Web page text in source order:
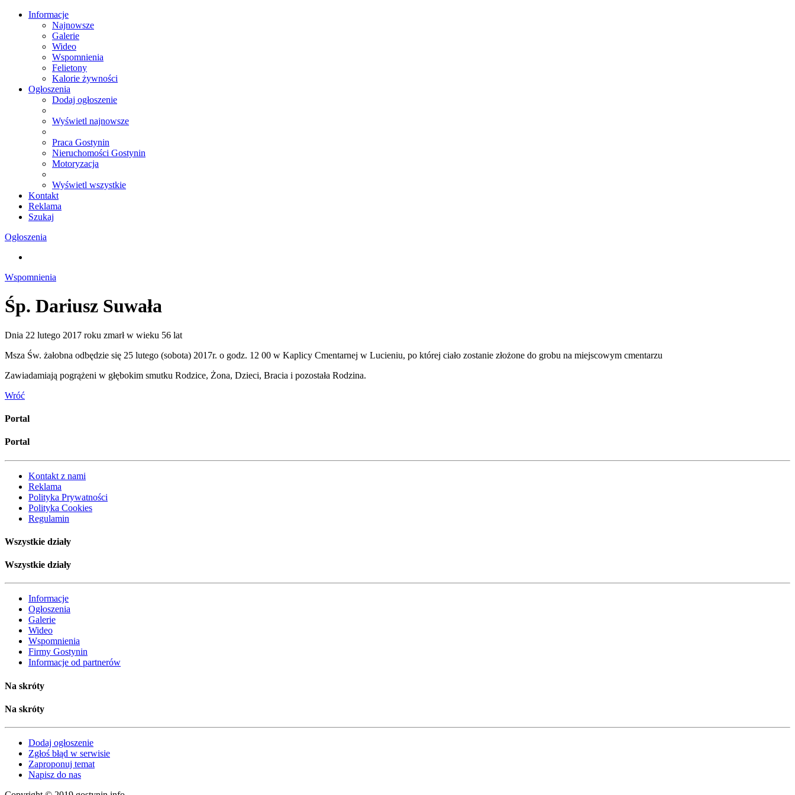
Informacje
Najnowsze
Galerie
Wideo
Wspomnienia
Felietony
Kalorie żywności
Ogłoszenia
Dodaj ogłoszenie
Wyświetl najnowsze
Praca Gostynin
Nieruchomości Gostynin
Motoryzacja
Wyświetl wszystkie
Kontakt
Reklama
Szukaj
Ogłoszenia
Wspomnienia
Śp. Dariusz Suwała
Dnia 22 lutego 2017 roku zmarł w wieku 56 lat
Msza Św. żałobna odbędzie się 25 lutego (sobota) 2017r. o godz. 12 00 w Kaplicy Cmentarnej w Lucieniu, po której ciało zostanie złożone do grobu na miejscowym cmentarzu
Zawiadamiają pogrążeni w głębokim smutku Rodzice, Żona, Dzieci, Bracia i pozostała Rodzina.
Wróć
Portal
Portal
Kontakt z nami
Reklama
Polityka Prywatności
Polityka Cookies
Regulamin
Wszystkie działy
Wszystkie działy
Informacje
Ogłoszenia
Galerie
Wideo
Wspomnienia
Firmy Gostynin
Informacje od partnerów
Na skróty
Na skróty
Dodaj ogłoszenie
Zgłoś błąd w serwisie
Zaproponuj temat
Napisz do nas